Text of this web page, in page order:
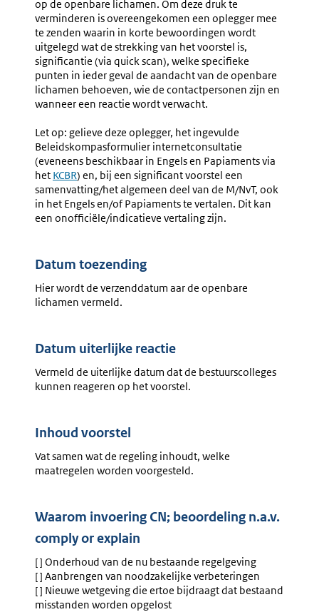
op de openbare lichamen. Om deze druk te
verminderen is overeengekomen een oplegger mee
te zenden waarin in korte bewoordingen wordt
uitgelegd wat de strekking van het voorstel is,
significantie (via quick scan), welke specifieke
punten in ieder geval de aandacht van de openbare
lichamen behoeven, wie de contactpersonen zijn en
wanneer een reactie wordt verwacht.
Let op: gelieve deze oplegger, het ingevulde
Beleidskompasformulier internetconsultatie
(eveneens beschikbaar in Engels en Papiamentsvia
het KCBR) en, bij een significant voorstel een
samenvatting/het algemeen deel van de M/NvT, ook
in het Engels en/of Papiaments te vertalen. Dit kan
een onofficiële/indicatieve vertaling zijn.
Datum toezending
Hier wordt de verzenddatum aar de openbare
lichamen vermeld.
Datum uiterlijke reactie
Vermeld de uiterlijke datum dat de bestuurscolleges
kunnen reageren op het voorstel.
Inhoud voorstel
Vat samen wat de regeling inhoudt, welke
maatregelen worden voorgesteld.
Waarom invoering CN; beoordeling n.a.v.
comply or explain
[ ] Onderhoud van de nu bestaande regelgeving
[ ] Aanbrengen van noodzakelijke verbeteringen
[ ] Nieuwe wetgeving die ertoe bijdraagt dat bestaand
misstanden worden opgelost